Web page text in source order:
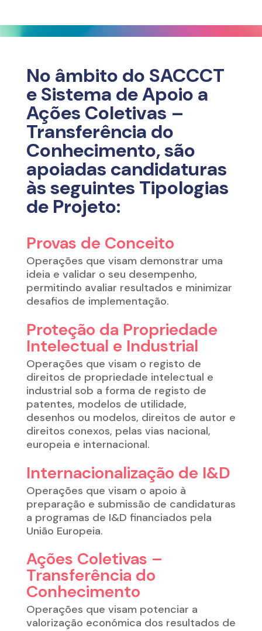
No âmbito do SACCCT
eSistema de Apoio a
Ações Coletivas –
Transferência do
Conhecimento,são
apoiadas candidaturas
às seguintes Tipologias
de Projeto:
Provas de Conceito
Operações que visam demonstrar uma
ideia e validar o seu desempenho,
permitindo avaliar resultados e minimizar
desafios de implementação.
Proteção da Propriedade
Intelectual e Industrial
Operações que visam o registo de
direitos de propriedade intelectual e
industrial sob a forma de registo de
patentes, modelos de utilidade,
desenhos ou modelos, direitos de autor e
direitos conexos, pelas vias nacional,
europeia e internacional.
Internacionalização de I&D
Operações que visam o apoio à
preparação e submissão de candidaturas
a programas de I&D financiados pela
União Europeia.
Ações Coletivas –
Transferência do
Conhecimento
Operações que visam potenciar a
valorização económica dos resultados de